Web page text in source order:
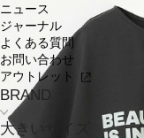
ニュース
ジャーナル
よくある質問
お問い合わせ
アウトレット
BRAND
大きいサイズ